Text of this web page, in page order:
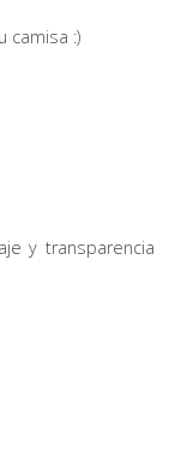
camisa :)
y transparencia